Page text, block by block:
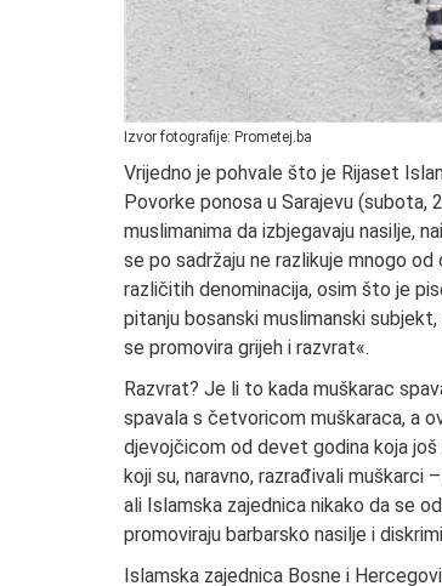
Izvor fotografije: Prometej.ba
Vrijedno je pohvale što je Rijaset
Povorke ponosa u Sarajevu (subota,
muslimanima da izbjegavaju nasilje,
se po sadržaju ne razlikuje mnogo
različitih denominacija, osim što je
pitanju bosanski muslimanski
se promovira grijeh i razvrat«.
Razvrat? Je li to kada muškarac
spavala s četvoricom muškaraca, a
djevojčicom od devet godina koja još
koji su, naravno, razrađivali muškarci
ali Islamska zajednica nikako da se
promoviraju barbarsko nasilje i
Islamska zajednica Bosne i